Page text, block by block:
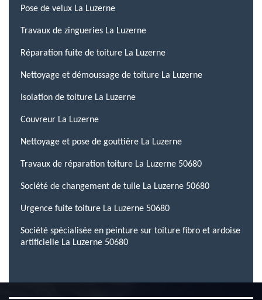
Pose de velux La Luzerne
Travaux de zingueries La Luzerne
Réparation fuite de toiture La Luzerne
Nettoyage et démoussage de toiture La Luzerne
Isolation de toiture La Luzerne
Couvreur La Luzerne
Nettoyage et pose de gouttière La Luzerne
Travaux de réparation toiture La Luzerne 50680
Société de changement de tuile La Luzerne 50680
Urgence fuite toiture La Luzerne 50680
Société spécialisée en peinture sur toiture fibro et ardoise
artificielle La Luzerne 50680